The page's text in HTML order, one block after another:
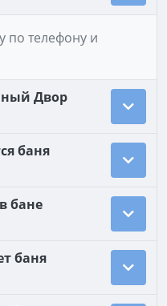
по телефону и
Двор
баня
бане
баня